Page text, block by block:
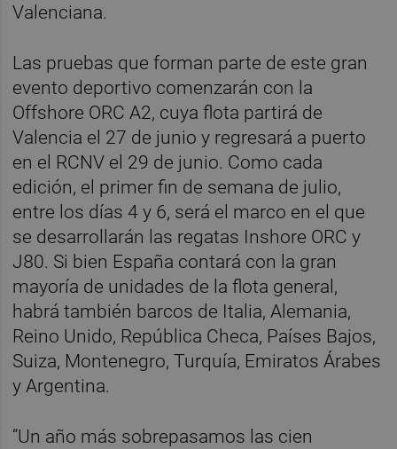
Valenciana.
Las pruebas que forman parte de este gran
evento deportivo comenzarán con la
Offshore ORC A2, cuya flota partirá de
Valencia el 27 de junio y regresará a puerto
en el RCNV el 29 de junio. Como cada
edición, el primer fin de semana de julio,
entre los días 4 y 6, será el marco en el que
se desarrollarán las regatas Inshore ORC y
J80. Si bien España contará con la gran
mayoría de unidades de la flota general,
habrá también barcos de Italia, Alemania,
Reino Unido, República Checa, Países Bajos,
Suiza, Montenegro, Turquía, Emiratos Árabes
y Argentina.
“Un año más sobrepasamos las cien